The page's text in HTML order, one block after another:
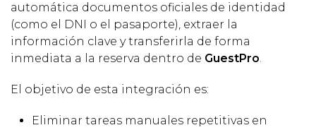
automática documentos oficiales de identidad
(como el DNI o el pasaporte), extraer la
información clave y transferirla de forma
inmediata a la reserva dentro de GuestPro.
El objetivo de esta integración es:
Eliminar tareas manuales repetitivas en